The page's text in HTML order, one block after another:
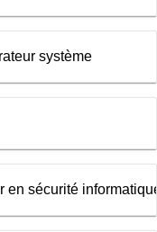
système
en sécurité